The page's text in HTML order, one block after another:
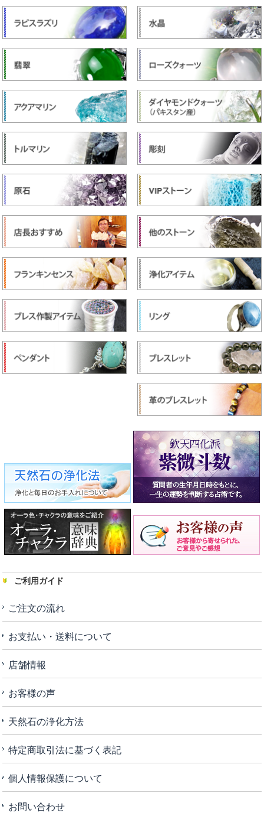
ご利用ガイド
ご注文の流れ
お支払い・送料について
店舗情報
お客様の声
天然石の浄化方法
特定商取引法に基づく表記
個人情報保護について
お問い合わせ